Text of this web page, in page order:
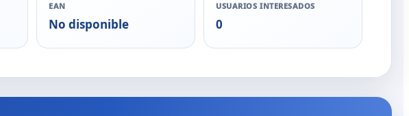
EAN
No disponible
USUARIOS INTERESADOS
0